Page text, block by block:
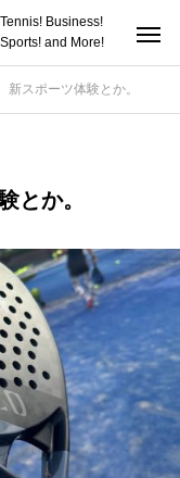
Tennis! Business!
Sports! and More!
新スポーツ体験とか。
とか。